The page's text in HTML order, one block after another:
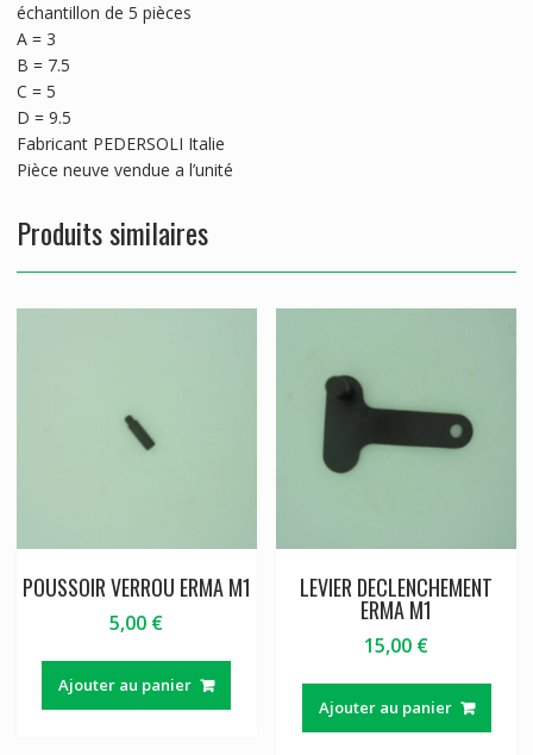
échantillon de 5 pièces
A = 3
B = 7.5
C = 5
D = 9.5
Fabricant PEDERSOLI Italie
Pièce neuve vendue a l’unité
Produits similaires
POUSSOIR VERROU ERMA M1
5,00 €
Ajouter au panier
LEVIER DECLENCHEMENT
ERMA M1
15,00 €
Ajouter au panier